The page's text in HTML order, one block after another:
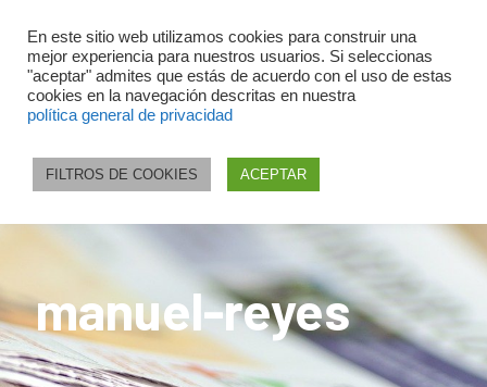
manuel-reyes
En este sitio web utilizamos cookies para construir una
mejor experiencia para nuestros usuarios. Si seleccionas
"aceptar" admites que estás de acuerdo con el uso de estas
cookies en la navegación descritas en nuestra
política general de privacidad
FILTROS DE COOKIES ACEPTAR